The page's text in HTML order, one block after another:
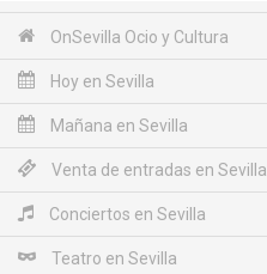
OnSevilla Ocio y Cultura
Hoy en Sevilla
Mañana en Sevilla
Venta de entradas en Sevilla
Conciertos en Sevilla
Teatro en Sevilla